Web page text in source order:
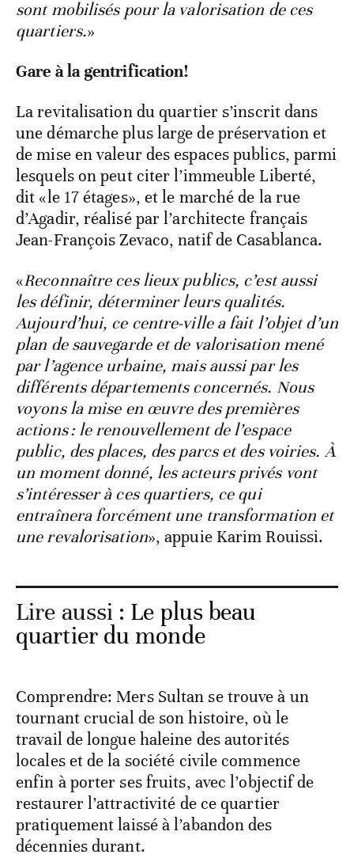
sont mobilisés pour la valorisation de ces
quartiers.»
Gare à la gentrification!
La revitalisation du quartier s’inscrit dans
une démarche plus large de préservation et
de mise en valeur des espaces publics, parmi
lesquels on peut citer l’immeuble Liberté,
dit «le 17 étages», et le marché de la rue
d’Agadir, réalisé par l’architecte français
Jean-François Zevaco, natif de Casablanca.
«Reconnaître ces lieux publics, c’est aussi
les définir, déterminer leurs qualités.
Aujourd’hui, ce centre-ville a fait l’objet d’un
plan de sauvegarde et de valorisation mené
par l’agence urbaine, mais aussi par les
différents départements concernés. Nous
voyons la mise en œuvre des premières
actions : le renouvellement de l’espace
public, des places, des parcs et des voiries. À
un moment donné, les acteurs privés vont
s’intéresser à ces quartiers, ce qui
entraînera forcément une transformation et
une revalorisation», appuie Karim Rouissi.
Lire aussi : Le plus beau
quartier du monde
Comprendre: Mers Sultan se trouve à un
tournant crucial de son histoire, où le
travail de longue haleine des autorités
locales et de la société civile commence
enfin à porter ses fruits, avec l’objectif de
restaurer l’attractivité de ce quartier
pratiquement laissé à l’abandon des
décennies durant.